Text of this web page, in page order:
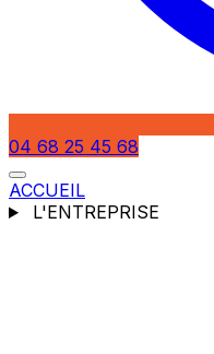
04 68 25 45 68
ACCUEIL
L'ENTREPRISE